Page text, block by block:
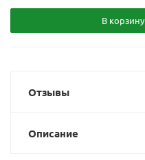
В корзину
Отзывы
Описание